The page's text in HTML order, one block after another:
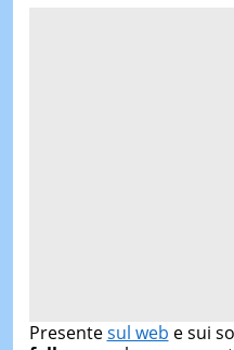
Presentesul web e sui